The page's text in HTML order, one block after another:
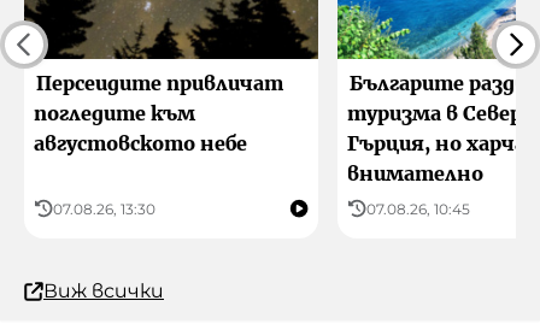
Персеидите привличат
погледите към
августовското небе
07.08.26, 13:30
Българите
туризма в
Гърция, но
внимателно
07.08.26, 10:45
Виж всички